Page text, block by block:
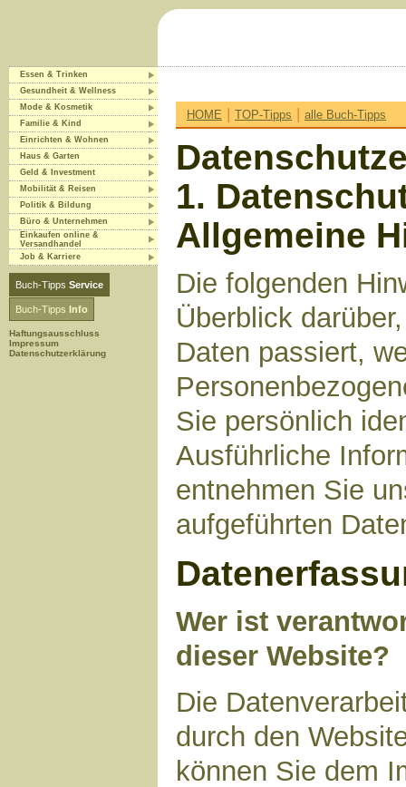
Essen & Trinken
Gesundheit & Wellness
Mode & Kosmetik
Familie & Kind
Einrichten & Wohnen
Haus & Garten
Geld & Investment
Mobilität & Reisen
Politik & Bildung
Büro & Unternehmen
Einkaufen online &
Versandhandel
Job & Karriere
Buch-Tipps Service
Buch-Tipps Info
Haftungsausschluss
Impressum
Datenschutzerklärung
HOME | TOP-Tipps | alle Buch-Tipps
1.
Allgemeine
Die folgenden
Überblick
Daten passiert,
Sie persönlich
Ausführliche
entnehmen Sie
aufgeführten
Wer ist
dieser Website?
Die
durch den
können Sie dem